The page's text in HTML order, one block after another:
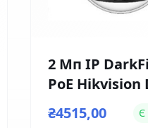
2 Мп IP
PoE Hikvision
2CD2126G1-IS
₴4515,00 Є